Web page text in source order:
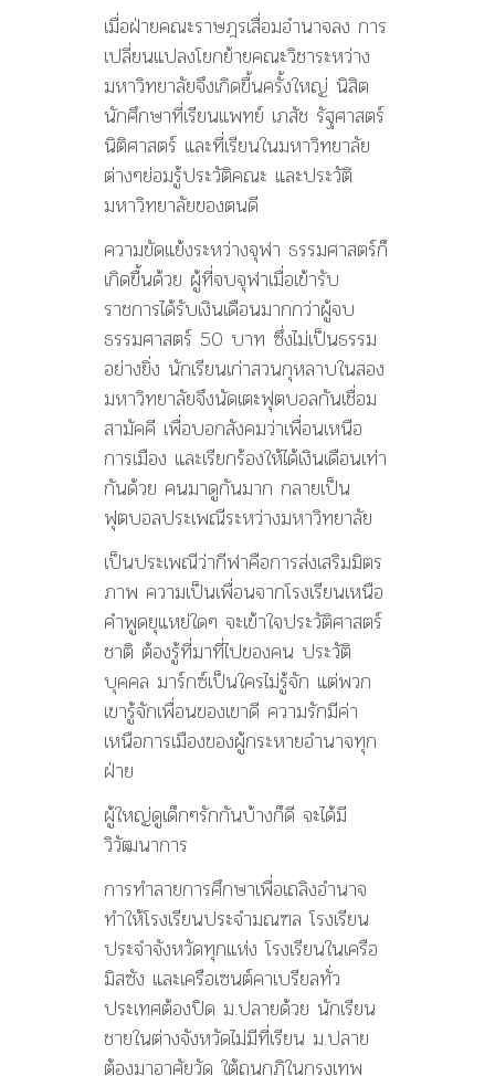
เมื่อฝ่ายคณะราษฎรเสื่อมอำนาจลง การ
เปลี่ยนแปลงโยกย้ายคณะวิชาระหว่าง
มหาวิทยาลัยจึงเกิดขื้นครั้งใหญ่ นิสิต
นักศึกษาที่เรียนแพทย์ เภสัช รัฐศาสตร์
นิติศาสตร์ และที่เรียนในมหาวิทยาลัย
ต่างๆย่อมรู้ประวัติคณะ และประวัติ
มหาวิทยาลัยของตนดี
ความขัดแย้งระหว่างจุฬา ธรรมศาสตร์ก็
เกิดขื้นด้วย ผู้ที่จบจุฬาเมื่อเข้ารับ
ราชการได้รับเงินเดือนมากกว่าผู้จบ
ธรรมศาสตร์ 50 บาท ซึ่งไม่เป็นธรรม
อย่างยิ่ง นักเรียนเก่าสวนกุหลาบในสอง
มหาวิทยาลัยจึงนัดเตะฟุตบอลกันเชื่อม
สามัคคี เพื่อบอกสังคมว่าเพื่อนเหนือ
การเมือง และเรียกร้องให้ได้เงินเดือนเท่า
กันด้วย คนมาดูกันมาก กลายเป็น
ฟุตบอลประเพณีระหว่างมหาวิทยาลัย
เป็นประเพณีว่ากีฬาคือการส่งเสริมมิตร
ภาพ ความเป็นเพื่อนจากโรงเรียนเหนือ
คำพูดยุแหย่ใดๆ จะเข้าใจประวัติศาสตร์
ชาติ ต้องรู้ที่มาที่ไปของคน ประวัติ
บุคคล มาร์กซ์เป็นใครไม่รู้จัก แต่พวก
เขารู้จักเพื่อนของเขาดี ความรักมีค่า
เหนือการเมืองของผู้กระหายอำนาจทุก
ฝ่าย
ผู้ใหญ่ดูเด็กๆรักกันบ้างก็ดี จะได้มี
วิวัฒนาการ
การทำลายการศึกษาเพื่อเถลิงอำนาจ
ทำให้โรงเรียนประจำมณฑล โรงเรียน
ประจำจังหวัดทุกแห่ง โรงเรียนในเครือ
มิสซัง และเครือเซนต์คาเบรียลทั่ว
ประเทศต้องปิด ม.ปลายด้วย นักเรียน
ชายในต่างจังหวัดไม่มีที่เรียน ม.ปลาย
ต้องมาอาศัยวัด ใต้ถุนกุฎิในกรุงเทพ